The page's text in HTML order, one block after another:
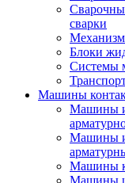
сварки
Блоки
Системы
Машины
Машины и
Машины и
Машины
Машины